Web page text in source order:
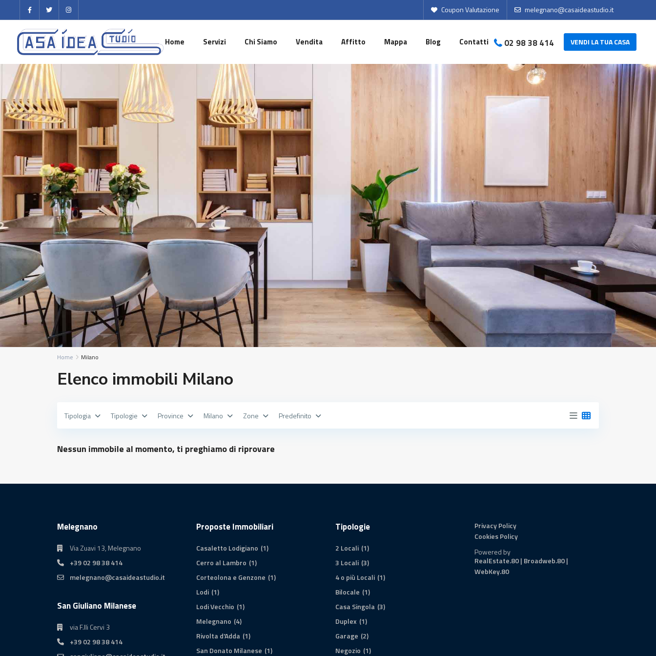
Coupon Valutazione melegnano@casaideastudio.it
VENDI LA TUA CASA
02 98 38 414
Home Servizi Chi Siamo Vendita Affitto Mappa Blog Contatti
Home Milano
Elenco immobili Milano
Tipologia Tipologie Province Milano Zone Predefinito
Nessun immobile al momento, ti preghiamo di riprovare
Melegnano
Via Zuavi 13, Melegnano
+39 02 98 38 414
melegnano@casaideastudio.it
San Giuliano Milanese
via F.lli Cervi 3
+39 02 98 38 414
Proposte Immobiliari
Casaletto Lodigiano (1)
Cerro al Lambro (1)
Corteolona e Genzone (1)
Lodi (1)
Lodi Vecchio (1)
Melegnano (4)
Rivolta d'Adda (1)
San Donato Milanese (1)
Tipologie
2 Locali (1)
3 Locali (3)
4 o più Locali (1)
Bilocale (1)
Casa Singola (3)
Duplex (1)
Garage (2)
Negozio (1)
Privacy Policy
Cookies Policy
Powered by
RealEstate.80 | Broadweb.80 |
WebKey.80